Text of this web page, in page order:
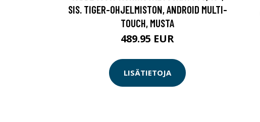
SIS. TIGER-OHJELMISTON, ANDROID MULTI-
TOUCH, MUSTA
489.95 EUR
LISÄTIETOJA